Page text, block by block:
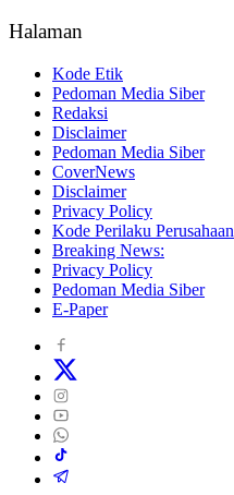
Halaman
Kode Etik
Pedoman Media Siber
Redaksi
Disclaimer
Pedoman Media Siber
CoverNews
Disclaimer
Privacy Policy
Kode Perilaku Perusahaan
Breaking News:
Privacy Policy
Pedoman Media Siber
E-Paper